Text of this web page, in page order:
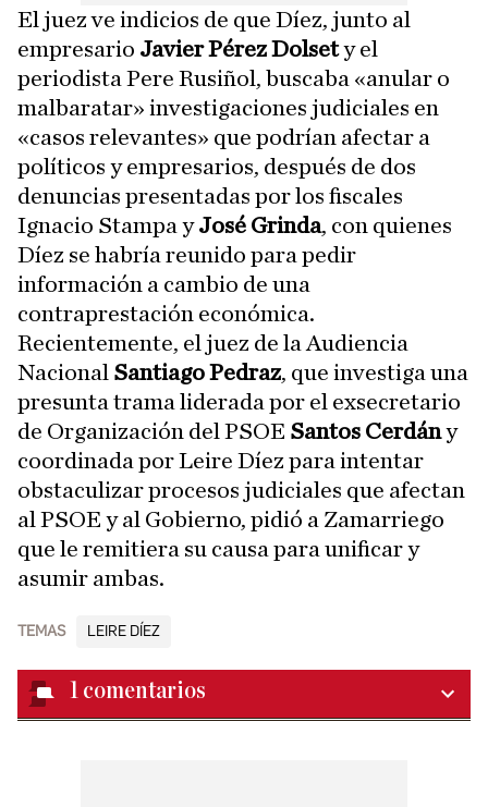
El juez ve indicios de que Díez, junto al
empresario Javier Pérez Dolsety el
periodista Pere Rusiñol, buscaba «anular o
malbaratar» investigaciones judiciales en
«casos relevantes» que podrían afectar a
políticos y empresarios, después de dos
denuncias presentadas por los fiscales
Ignacio Stampa yJosé Grinda, con quienes
Díez se habría reunido para pedir
información a cambio de una
contraprestación económica.
Recientemente, el juez de la Audiencia
Nacional Santiago Pedraz, que investiga una
presunta trama liderada por el exsecretario
de Organización del PSOE Santos Cerdány
coordinada por Leire Díez para intentar
obstaculizar procesos judiciales que afectan
al PSOE y al Gobierno, pidió a Zamarriego
que le remitiera su causa para unificar y
asumir ambas.
TEMAS LEIRE DÍEZ
1 comentarios